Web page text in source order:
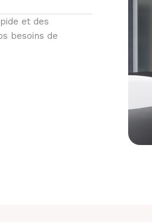
et des
besoins de